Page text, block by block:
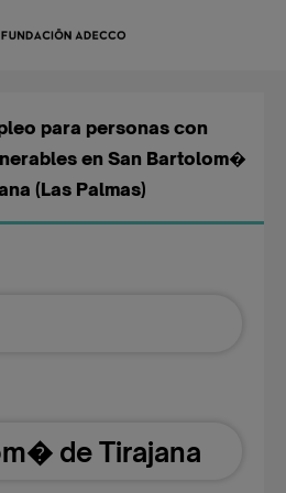
para personas con
en San Bartolom�
(Las Palmas)